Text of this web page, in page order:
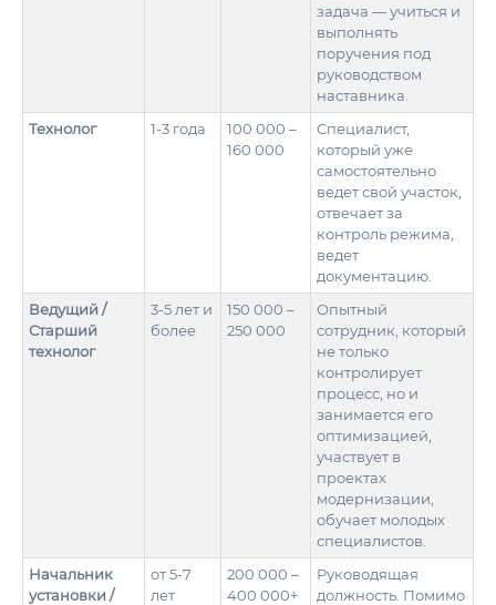
задача — учиться и
выполнять
поручения под
руководством
наставника.
Технолог
1-3 года
100 000 –
160 000
Специалист,
который уже
самостоятельно
ведет свой участок,
отвечает за
контроль режима,
ведет
документацию.
Ведущий /
Старший
технолог
3-5 лет и
более
150 000 –
250 000
Опытный
сотрудник, который
не только
контролирует
процесс, но и
занимается его
оптимизацией,
участвует в
проектах
модернизации,
обучает молодых
специалистов.
Начальник
установки /
от 5-7
лет
200 000 –
400 000+
Руководящая
должность. Помимо